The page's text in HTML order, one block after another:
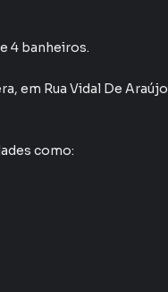
4 banheiros.
, em Rua Vidal De Araújo
como: